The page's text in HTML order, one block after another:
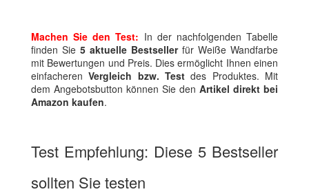
Machen Sie den Test: In der nachfolgenden Tabelle
finden Sie 5 aktuelle Bestsellerfür Weiße Wandfarbe
mit Bewertungen und Preis. Dies ermöglicht Ihnen einen
einfacherenVergleich bzw. Test des Produktes. Mit
dem Angebotsbutton können Sie den Artikel direkt bei
Amazon kaufen.
Test Empfehlung: Diese 5 Bestseller
sollten Sie testen